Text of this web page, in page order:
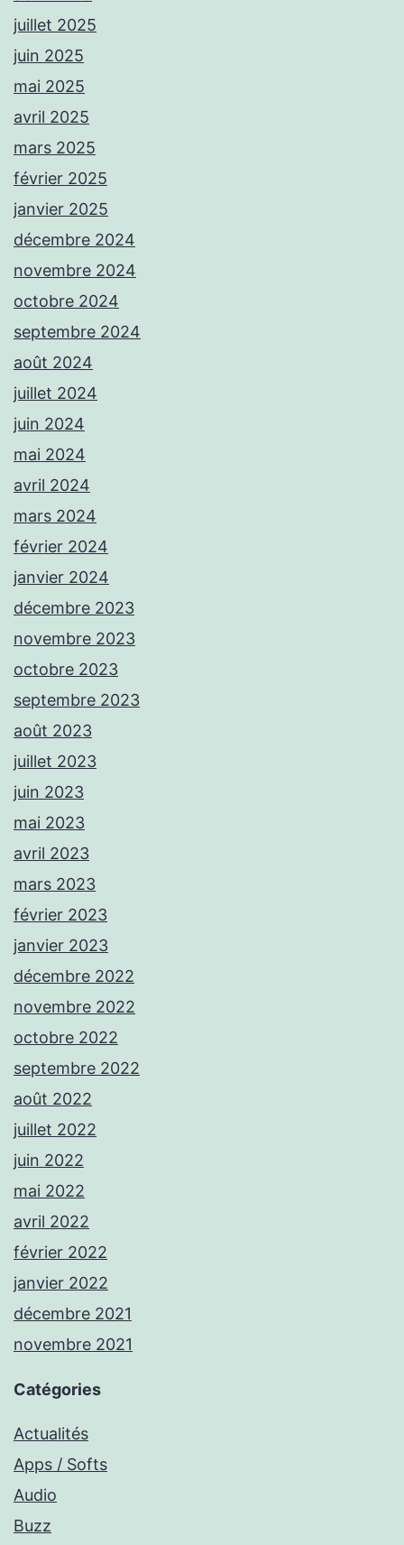
juillet 2025
juin 2025
mai 2025
avril 2025
mars 2025
février 2025
janvier 2025
décembre 2024
novembre 2024
octobre 2024
septembre 2024
août 2024
juillet 2024
juin 2024
mai 2024
avril 2024
mars 2024
février 2024
janvier 2024
décembre 2023
novembre 2023
octobre 2023
septembre 2023
août 2023
juillet 2023
juin 2023
mai 2023
avril 2023
mars 2023
février 2023
janvier 2023
décembre 2022
novembre 2022
octobre 2022
septembre 2022
août 2022
juillet 2022
juin 2022
mai 2022
avril 2022
février 2022
janvier 2022
décembre 2021
novembre 2021
Catégories
Actualités
Apps / Softs
Audio
Buzz